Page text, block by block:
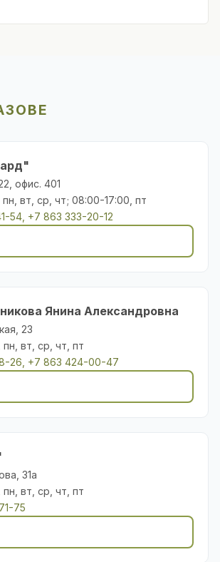
офис. 401
вт, ср, чт; 08:00-17:00, пт
54, +7 863 333-20-12
Янина Александровна
23
вт, ср, чт, пт
26, +7 863 424-00-47
31а
вт, ср, чт, пт
75